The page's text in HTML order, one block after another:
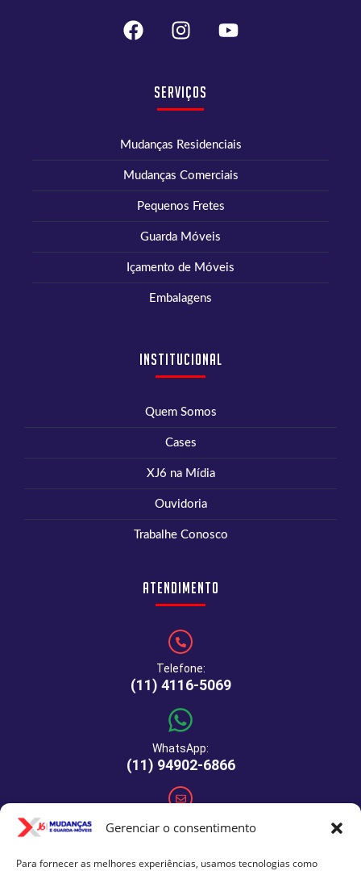
Gerenciar o consentimento
Para fornecer as melhores experiências, usamos tecnologias como
Serviços
Mudanças Residenciais
Mudanças Comerciais
Pequenos Fretes
Guarda Móveis
Içamento de Móveis
Embalagens
Institucional
Quem Somos
Cases
XJ6 na Mídia
Ouvidoria
Trabalhe Conosco
Atendimento
Telefone:
(11) 4116-5069
WhatsApp:
(11) 94902-6866
E-mail: